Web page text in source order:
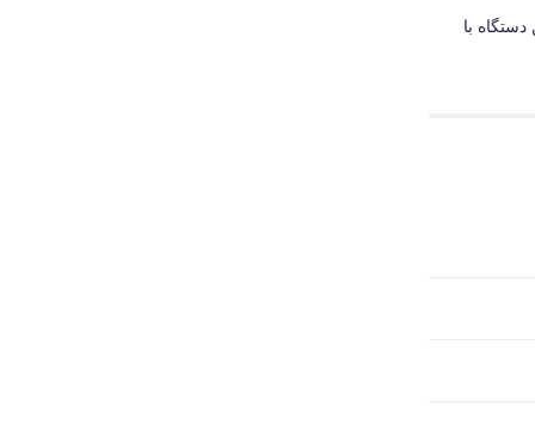
با